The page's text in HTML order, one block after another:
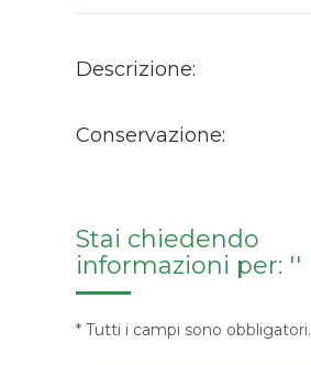
Descrizione:
Conservazione:
Stai chiedendo
informazioni per: ''
* Tutti i campi sono obbligatori.